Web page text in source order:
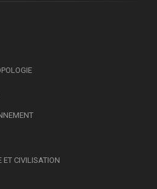
ET CIVILISATION